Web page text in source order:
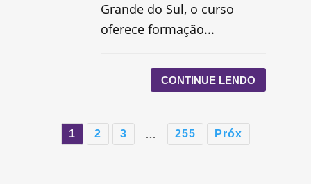
Grande do Sul, o curso
oferece formação...
CONTINUE LENDO
1 2 3 … 255 Próx